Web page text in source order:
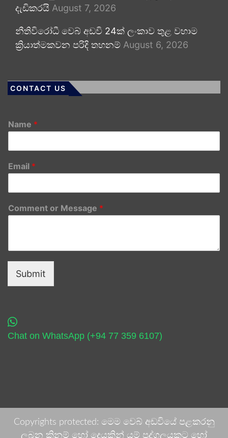
දැඩිකරයි August 7, 2026
නීතිවිරෝධී වෙබ් අඩවි 24ක් ලංකාව තුළ වහාම
ක්‍රියාත්මකවන පරිදි තහනම් August 6, 2026
CONTACT US
Name *
Email *
Comment or Message *
Submit
Chat on WhatsApp (+94 77 359 6107)
Copyrights protected: මෙම වෙබ් අඩවියේ පළකරනු
ලබන කිනම් හෝ දෙයකින් යම් පුද්ගලයකුට හෝ